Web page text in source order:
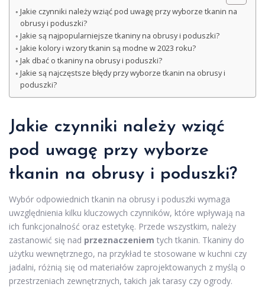
Jakie czynniki należy wziąć pod uwagę przy wyborze tkanin na
obrusy i poduszki?
Jakie są najpopularniejsze tkaniny na obrusy i poduszki?
Jakie kolory i wzory tkanin są modne w 2023 roku?
Jak dbać o tkaniny na obrusy i poduszki?
Jakie są najczęstsze błędy przy wyborze tkanin na obrusy i
poduszki?
Jakie czynniki należy wziąć
pod uwagę przy wyborze
tkanin na obrusy i poduszki?
Wybór odpowiednich tkanin na obrusy i poduszki wymaga
uwzględnienia kilku kluczowych czynników, które wpływają na
ich funkcjonalność oraz estetykę. Przede wszystkim, należy
zastanowić się nad przeznaczeniem tych tkanin. Tkaniny do
użytku wewnętrznego, na przykład te stosowane w kuchni czy
jadalni, różnią się od materiałów zaprojektowanych z myślą o
przestrzeniach zewnętrznych, takich jak tarasy czy ogrody.